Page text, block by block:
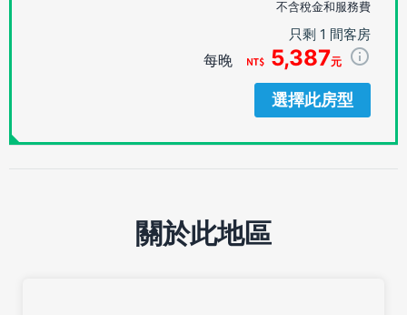
不含稅金和服務費
只剩 1 間客房
每晚 5,387元
選擇此房型
關於此地區